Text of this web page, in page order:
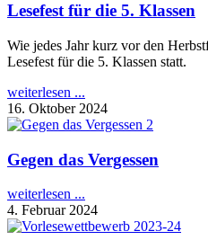
Lesefest für die 5. Klassen
Wie jedes Jahr kurz vor den
Lesefest für die 5. Klassen statt.
weiterlesen ...
16. Oktober 2024
Gegen das Vergessen
weiterlesen ...
4. Februar 2024